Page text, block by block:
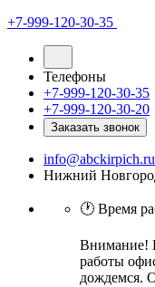
+7-999-120-30-35
Телефоны
+7-999-120-30-35
+7-999-120-30-20
Заказать звонок
info@abckirpich.ru
Нижний
🕐 Время
Внимание!
работы
дождемся.